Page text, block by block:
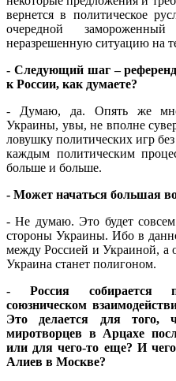
вернется в политическое
очередной
неразрешенную ситуацию на
- Следующий шаг –
к России, как думаете?
- Думаю, да. Опять же
Украины, увы, не вполне
ловушку политических игр
каждым политическим
больше и больше.
- Может начаться большая
- Не думаю. Это будет
стороны Украины. Ибо в
между Россией и Украиной, а
Украина станет полигоном.
- Россия собирается
союзническом
Это делается для того,
миротворцев в Арцахе
или для чего-то еще? И
Алиев в Москве?